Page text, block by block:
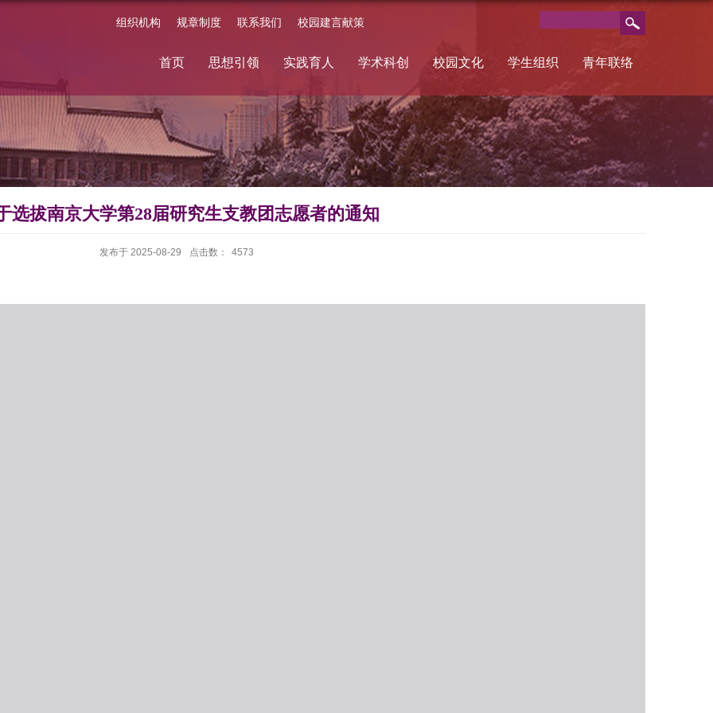
组织机构 规章制度 联系我们 校园建言献策
青年联络
学生组织
校园文化
学术科创
实践育人
思想引领
首页
选拔南京大学第28届研究生支教团志愿者的通知
发布于 2025-08-29 点击数： 4573